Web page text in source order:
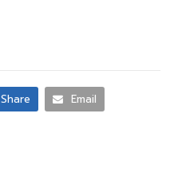
Share Email